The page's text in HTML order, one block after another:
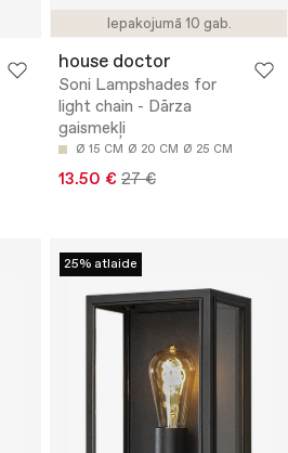
Iepakojumā 10 gab.
house doctor
Soni Lampshades for
light chain - Dārza
gaismekļi
Ø 15 CM Ø 20 CM Ø 25 CM
13.50 € 27 €
25% atlaide